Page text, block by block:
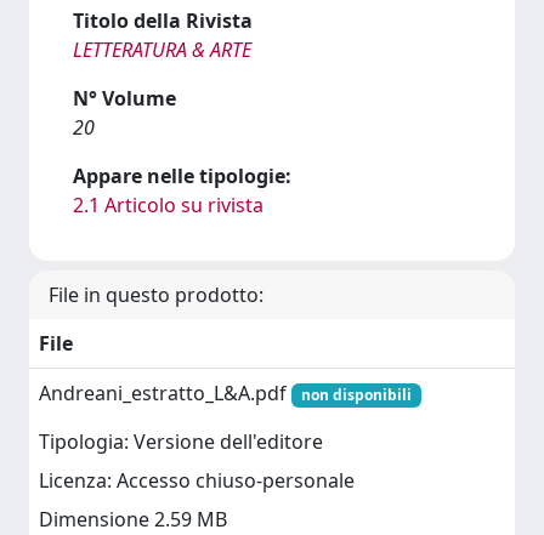
Titolo della Rivista
LETTERATURA & ARTE
N° Volume
20
Appare nelle tipologie:
2.1 Articolo su rivista
File in questo prodotto:
File
Andreani_estratto_L&A.pdf
non disponibili
Tipologia: Versione dell'editore
Licenza: Accesso chiuso-personale
Dimensione 2.59 MB